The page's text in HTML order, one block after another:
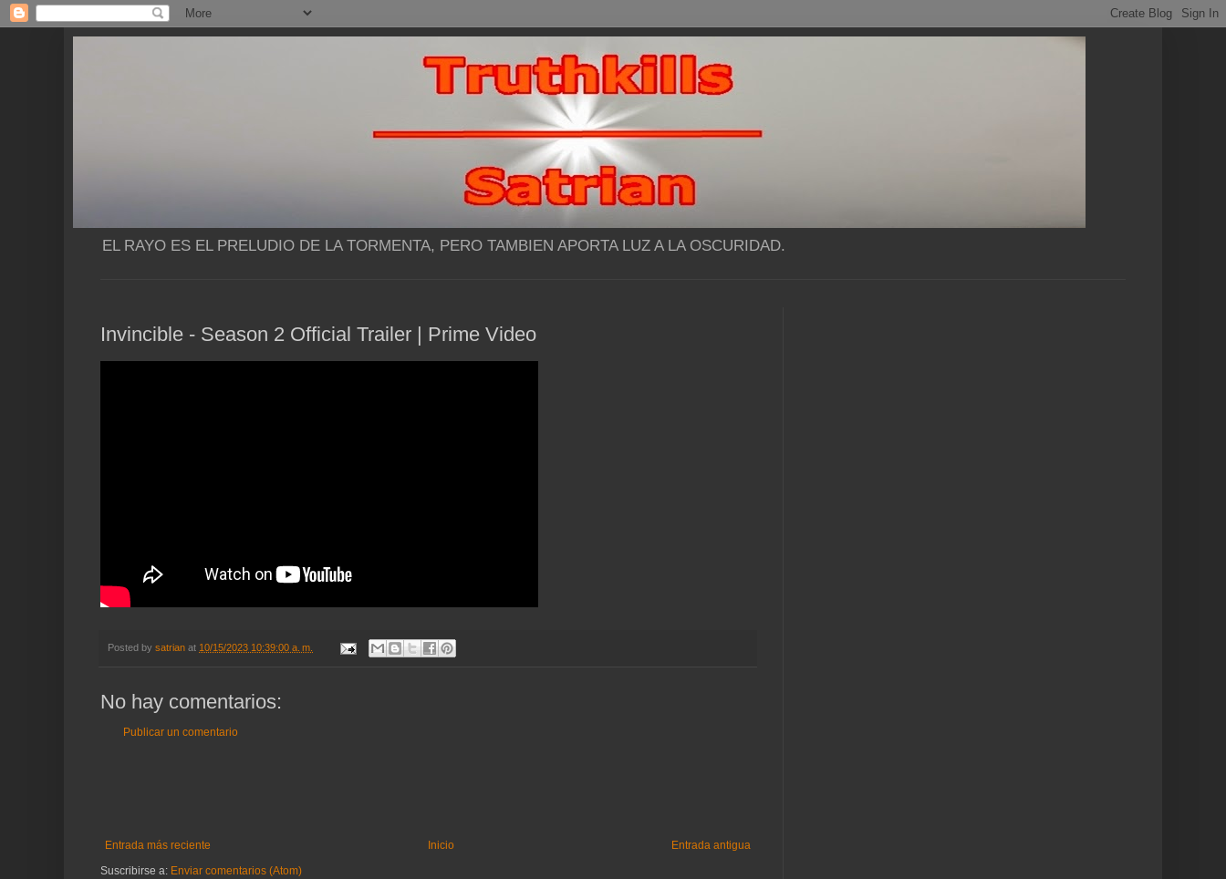
EL RAYO ES EL PRELUDIO DE LA TORMENTA, PERO TAMBIEN APORTA LUZ A LA OSCURIDAD.
Invincible - Season 2 Official Trailer | Prime Video
Posted by satrian at 10/15/2023 10:39:00 a. m.
No hay comentarios:
Publicar un comentario
Entrada más reciente Entrada antigua
Inicio
Suscribirse a: Enviar comentarios (Atom)